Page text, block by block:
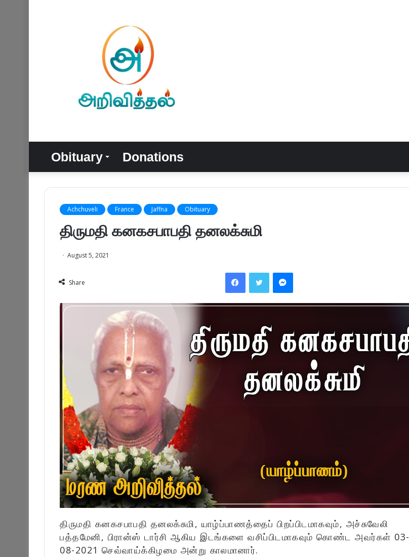
Obituary Donations
Achchuveli France Jaffna Obituary
திருமதி கனகசபாபதி தனலக்சுமி
August 5, 2021
Share
FacebookTwitter Messenger
திருமதி கனகசபாபதி தனலக்சுமி, யாழ்ப்பாணத்தைப் பிறப்பிடமாகவும், அச்சுவேலி
பத்தமேனி, பிரான்ஸ் டார்சி ஆகிய இடங்களை வசிப்பிடமாகவும் கொண்ட அவர்கள் 03-
08-2021 செவ்வாய்க்கிழமை அன்று காலமானார்.